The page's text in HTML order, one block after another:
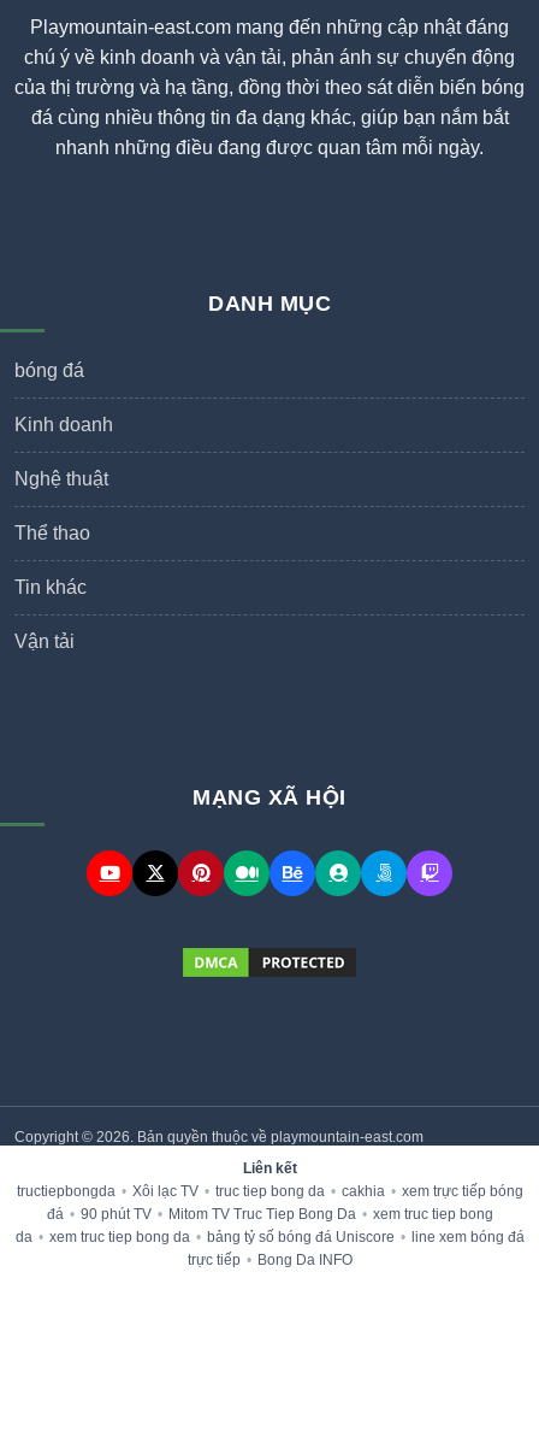
Playmountain-east.com mang đến những cập nhật đáng
chú ý về kinh doanh và vận tải, phản ánh sự chuyển động
của thị trường và hạ tầng, đồng thời theo sát diễn biến bóng
đá cùng nhiều thông tin đa dạng khác, giúp bạn nắm bắt
nhanh những điều đang được quan tâm mỗi ngày.
DANH MỤC
bóng đá
Kinh doanh
Nghệ thuật
Thể thao
Tin khác
Vận tải
MẠNG XÃ HỘI
Copyright © 2026. Bản quyền thuộc về playmountain-east.com
Liên kết
tructiepbongda • Xôi lạc TV • truc tiep bong da • cakhia • xem trực tiếp bóng
đá • 90 phút TV • Mitom TV Truc Tiep Bong Da • xem truc tiep bong
da • xem truc tiep bong da • bảng tỷ số bóng đá Uniscore •
line xem bóng đá
trực tiếp • Bong Da INFO